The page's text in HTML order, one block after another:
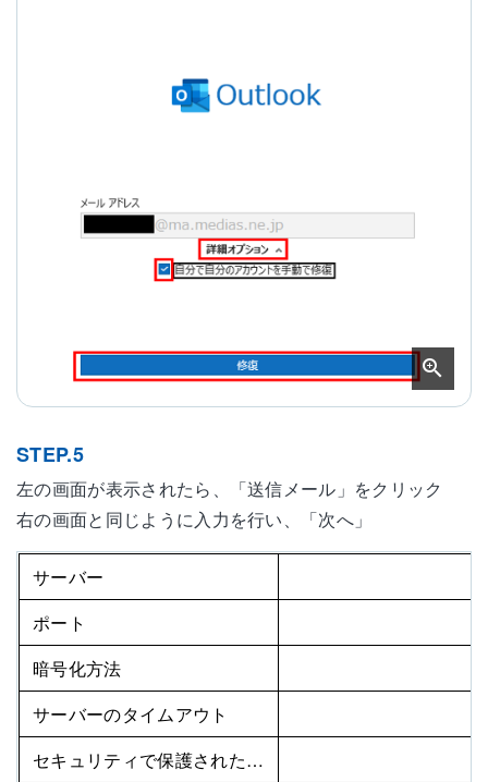
STEP.5
左の画面が表示されたら、「送信メール」をクリック
右の画面と同じように入力を行い、「次へ」
サーバー
ポート
暗号化方法
サーバーのタイムアウト
セキュリティで保護された…